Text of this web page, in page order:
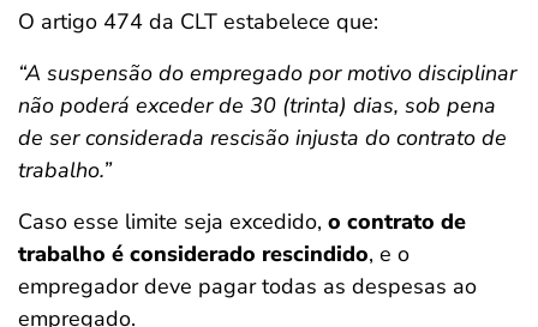
O artigo 474 da CLT estabelece que:
“A suspensão do empregado por motivo disciplinar
não poderá exceder de 30 (trinta) dias, sob pena
de ser considerada rescisão injusta do contrato de
trabalho.”
Caso esse limite seja excedido, o contrato de
trabalho é considerado rescindido, e o
empregador deve pagar todas as despesas ao
empregado.